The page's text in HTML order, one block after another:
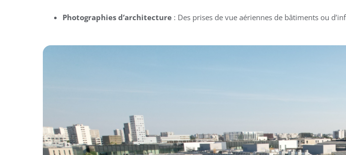
Photographies d’architecture: Des prises de vue aériennes de bâtiments ou